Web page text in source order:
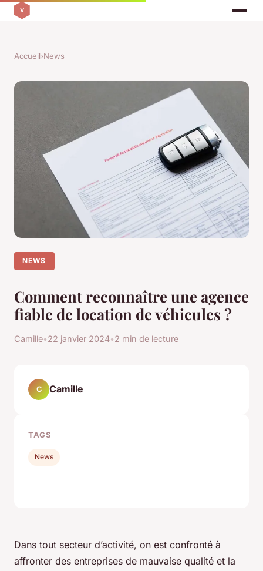
Accueil›News
NEWS
Comment reconnaître une agence
fiable de location de véhicules ?
Camille•22 janvier 2024•2 min de lecture
Dans tout secteur d’activité, on est confronté à
affronter des entreprises de mauvaise qualité et la
C Camille
TAGS
News